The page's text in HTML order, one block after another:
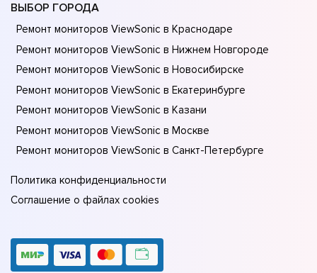
ВЫБОР ГОРОДА
Ремонт мониторов ViewSonic в Краснодаре
Ремонт мониторов ViewSonic в Нижнем Новгороде
Ремонт мониторов ViewSonic в Новосибирске
Ремонт мониторов ViewSonic в Екатеринбурге
Ремонт мониторов ViewSonic в Казани
Ремонт мониторов ViewSonic в Москве
Ремонт мониторов ViewSonic в Санкт-Петербурге
Политика конфиденциальности
Соглашение о файлах cookies